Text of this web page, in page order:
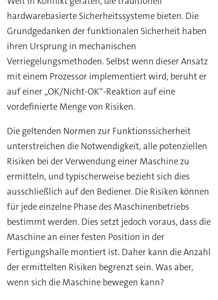
hardwarebasierte Sicherheitssysteme bieten. Die
Grundgedanken der funktionalen Sicherheit haben
ihren Ursprung in mechanischen
Verriegelungsmethoden. Selbst wenn dieser Ansatz
mit einem Prozessor implementiert wird, beruht er
auf einer „OK/Nicht-OK“-Reaktion auf eine
vordefinierte Menge von Risiken.
Die geltenden Normen zur Funktionssicherheit
unterstreichen die Notwendigkeit, alle potenziellen
Risiken bei der Verwendung einer Maschine zu
ermitteln, und typischerweise bezieht sich dies
ausschließlich auf den Bediener. Die Risiken können
für jede einzelne Phase des Maschinenbetriebs
bestimmt werden. Dies setzt jedoch voraus, dass die
Maschine an einer festen Position in der
Fertigungshalle montiert ist. Daher kann die Anzahl
der ermittelten Risiken begrenzt sein. Was aber,
wenn sich die Maschine bewegen kann?